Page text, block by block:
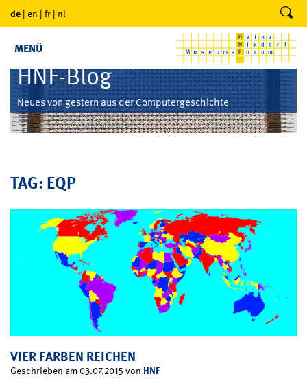
de | en | fr | nl
MENÜ
HNF-Blog
Neues von gestern aus der Computergeschichte
TAG: EQP
VIER FARBEN REICHEN
Geschrieben am 03.07.2015 von HNF